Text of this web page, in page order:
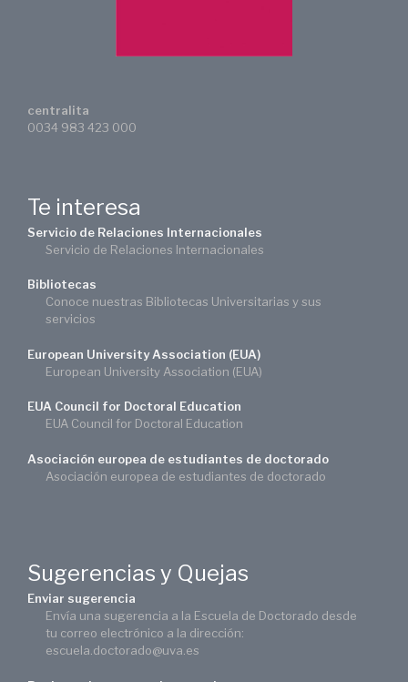
centralita
0034 983 423 000
Te interesa
Servicio de Relaciones Internacionales
Servicio de Relaciones Internacionales
Bibliotecas
Conoce nuestras Bibliotecas Universitarias y sus
servicios
European University Association (EUA)
European University Association (EUA)
EUA Council for Doctoral Education
EUA Council for Doctoral Education
Asociación europea de estudiantes de doctorado
Asociación europea de estudiantes de doctorado
Sugerencias y Quejas
Enviar sugerencia
Envía una sugerencia a la Escuela de Doctorado desde
tu correo electrónico a la dirección:
escuela.doctorado@uva.es